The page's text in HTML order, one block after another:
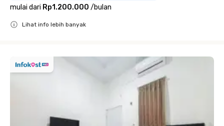
mulai dari Rp1.200.000 /bulan
Lihat info lebih banyak